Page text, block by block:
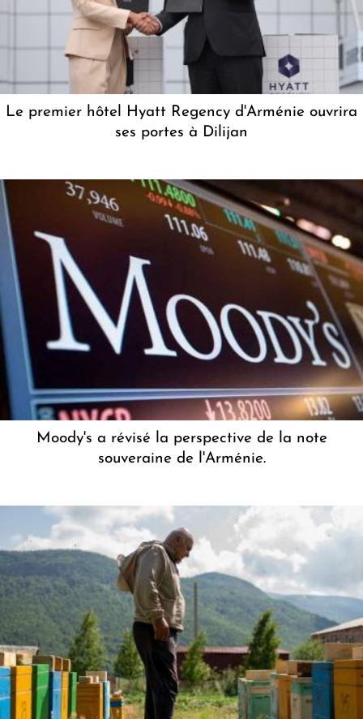
Le premier hôtel Hyatt Regency d'Arménie ouvrira
ses portes à Dilijan
Moody's a révisé la perspective de la note
souveraine de l'Arménie.